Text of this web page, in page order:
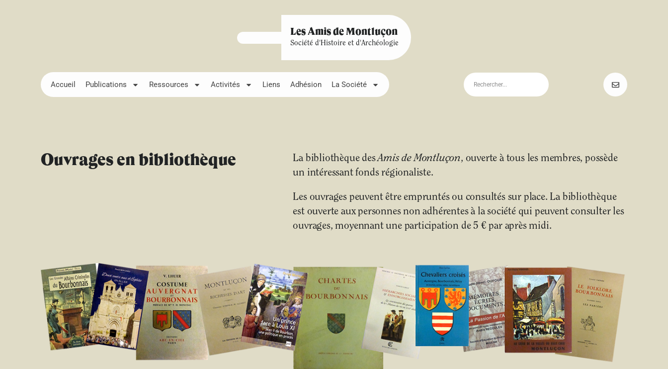
Les Amis de Montluçon
Société d'Histoire et d'Archéologie
Accueil Publications Ressources Activités Liens Adhésion La Société
Ouvrages en bibliothèque La bibliothèque desAmis de Montluçon, ouverte à tous les membres, possède
un intéressant fonds régionaliste.
Les ouvrages peuvent être empruntés ou consultés sur place. La bibliothèque
est ouverte aux personnes non adhérentes à la société qui peuvent consulter les
ouvrages, moyennant une participation de 5 € par après midi.